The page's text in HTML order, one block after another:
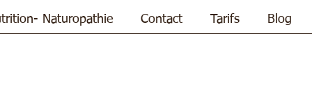
Naturopathie Contact Tarifs Blog